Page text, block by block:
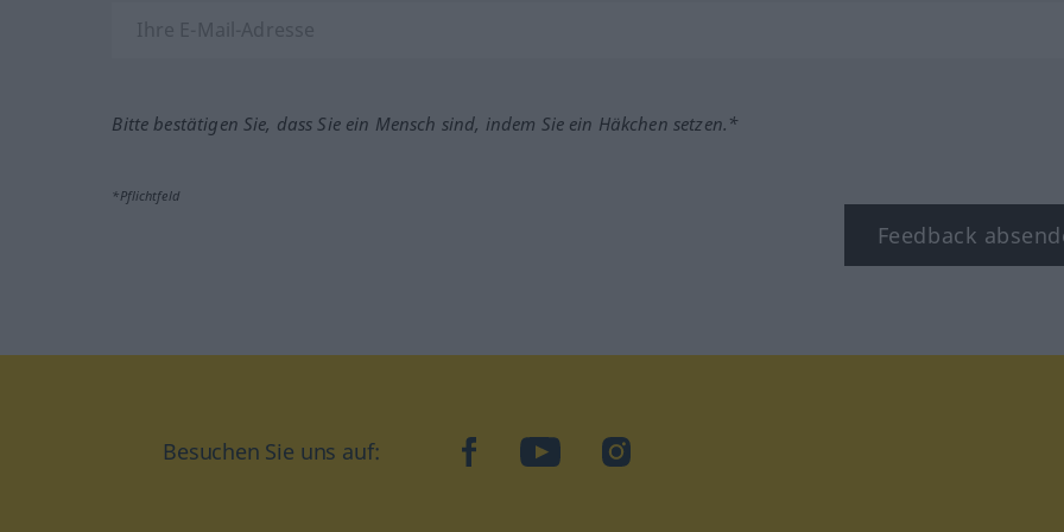
Bitte bestätigen Sie, dass Sie ein Mensch sind, indem Sie ein Häkchen setzen.*
*Pflichtfeld
Feedback
Besuchen Sie uns auf: facebookYouTubeInstagram